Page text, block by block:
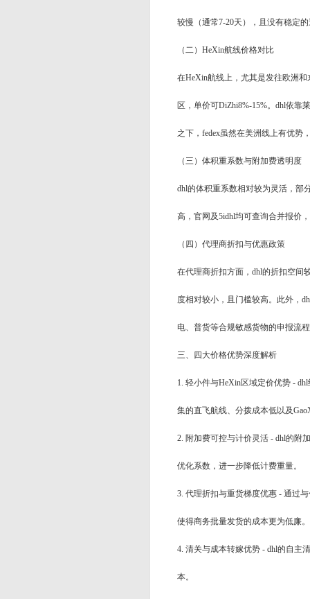
较慢（通常7-20天），且没有稳定
（二）HeXin航线价格对比
在HeXin航线上，尤其是发往欧洲
区，单价可DiZhi8%-15%。dhl依靠
之下，fedex虽然在美洲线上有优势
（三）体积重系数与附加费透明度
dhl的体积重系数相对较为灵活，部
高，官网及5idhl均可查询合并报价
（四）代理商折扣与优惠政策
在代理商折扣方面，dhl的折扣空间
度相对较小，且门槛较高。此外，
电、普货等合规敏感货物的申报流
三、四大价格优势深度解析
1. 轻小件与HeXin区域定价优势 -
集的直飞航线、分拨成本低以及
2. 附加费可控与计价灵活 - dhl的附
优化系数，进一步降低计费重量。
3. 代理折扣与重货梯度优惠 - 通过
使得商务批量发货的成本更为低廉。
4. 清关与成本转嫁优势 - dhl的自主
本。